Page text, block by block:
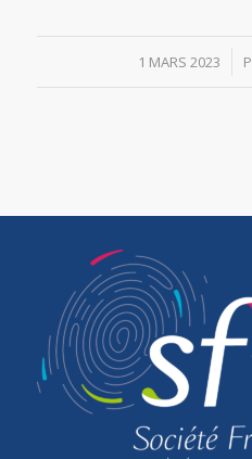
1 MARS 2023
/